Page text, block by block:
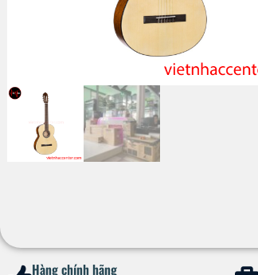
Hàng chính hãng